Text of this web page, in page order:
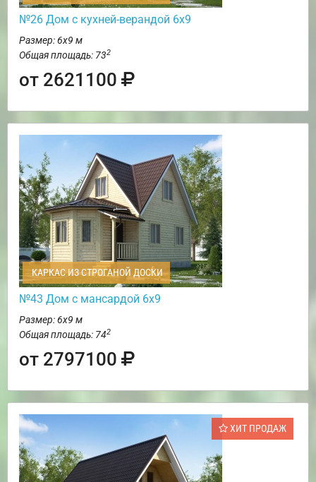
№26 Дом с кухней-верандой 6х9
Размер: 6х9 м
Общая площадь: 732
от 2621100
КАРКАС ИЗ СТРОГАНОЙ ДОСКИ
№43 Дом с мансардой 6х9
Размер: 6х9 м
Общая площадь: 742
от 2797100
ХИТ ПРОДАЖ